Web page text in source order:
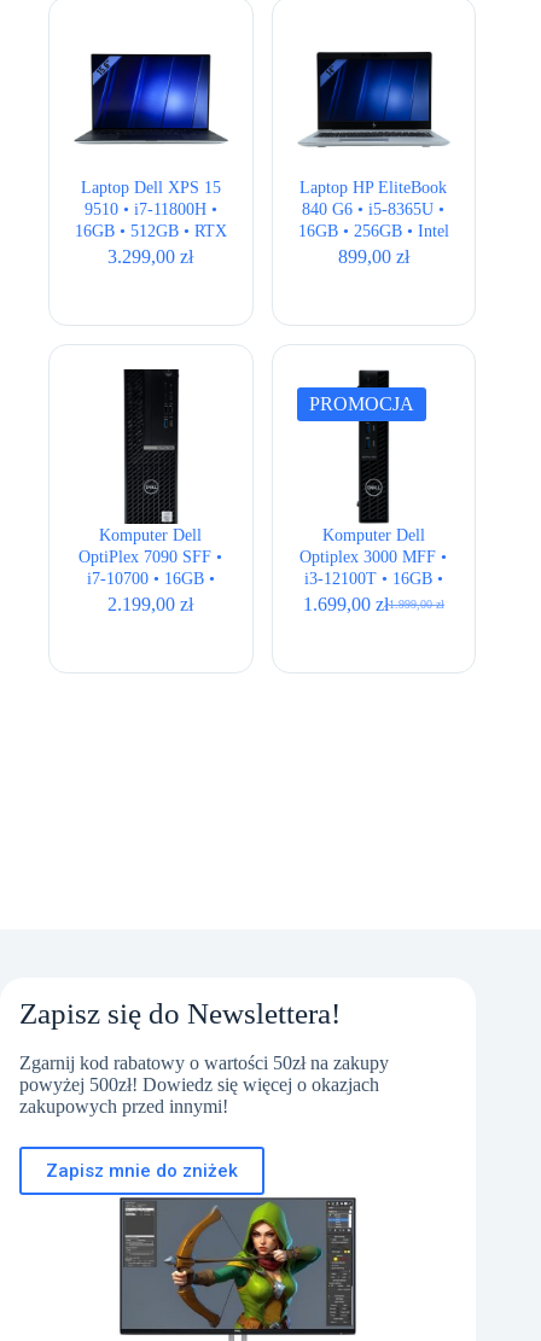
Laptop Dell XPS 15
9510 • i7-11800H •
16GB • 512GB • RTX
3050Ti 4GB • 15,6″
3.299,00zł
Laptop HP EliteBook
840 G6 • i5-8365U •
16GB • 256GB • Intel
UHD • 14,1″ Full HD
899,00 zł
Komputer Dell
OptiPlex 7090 SFF •
i7-10700 • 16GB •
256GB • Intel UHD
2.199,00zł
PROMOCJA
Komputer Dell
Optiplex 3000 MFF •
i3-12100T • 16GB •
256GB • UHD 730
1.999,00zł
Pierwotna
1.999,00 zł.
1.699,00 zł
Aktualna
1.699,00 zł.
Zapisz się do Newslettera!
Zgarnij kod rabatowy o wartości 50zł na zakupy
powyżej 500zł! Dowiedz się więcej o okazjach
zakupowych przed innymi!
Zapisz mnie do zniżek